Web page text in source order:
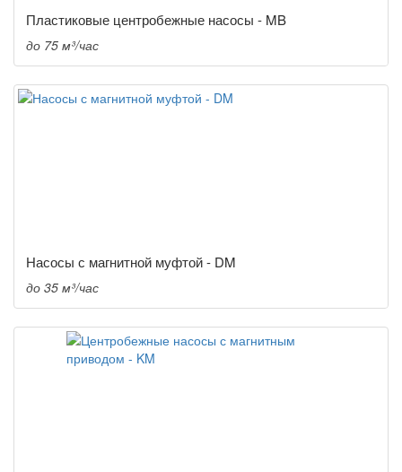
Пластиковые центробежные насосы - MB
до 75 м³/час
Насосы с магнитной муфтой - DM
до 35 м³/час